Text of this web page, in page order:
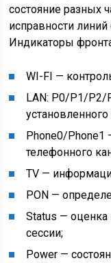
состояние разных
исправности
Индикаторы
WI-FI —
LAN: P0/P1/P2/
Phone0/
телефонного
TV —
PON —
Status — оценка
сессии;
Power —